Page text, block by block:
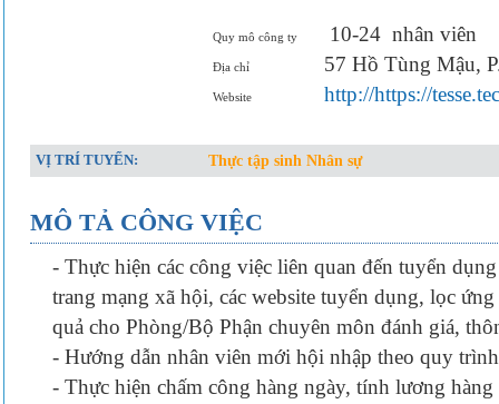
Quy mô công ty 10-24 nhân viên
Địa chỉ 57 Hồ Tùng Mậu,
Website http://https://
VỊ TRÍ TUYỂN: Thực tập sinh Nhân sự
MÔ TẢ CÔNG VIỆC
- Thực hiện các công việc liên quan đến tuyển
trang mạng xã hội, các website tuyển dụng, lọc
quả cho Phòng/Bộ Phận chuyên môn đánh giá,
- Hướng dẫn nhân viên mới hội nhập theo quy
- Thực hiện chấm công hàng ngày, tính lương